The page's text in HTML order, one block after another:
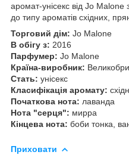
аромат-унісекс від Jo
до типу ароматів східних,
Торговий дім: Jo Malone
В обігу з: 2016
Парфумер: Jo Malone
Країна-виробник:
Стать: унісекс
Класифікація аромату:
Початкова нота: лаванда
Нота "серця": мирра
Кінцева нота: боби тонка,
Приховати